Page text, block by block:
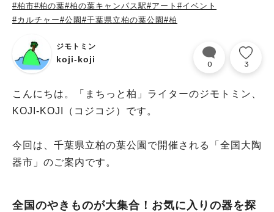
#柏市#柏の葉#柏の葉キャンパス駅#アート #イベント
#カルチャー#公園 #千葉県立柏の葉公園 #柏
ジモトミン
koji-koji 0 3
こんにちは。「まちっと柏」ライターのジモトミン、
KOJI-KOJI（コジコジ）です。
今回は、千葉県立柏の葉公園で開催される「全国大陶
器市」のご案内です。
全国のやきものが大集合！お気に入りの器を探